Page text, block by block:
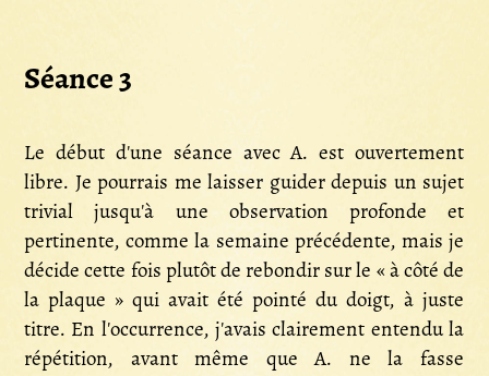
Séance 3
Le début d'une séance avec A. est ouvertement
libre. Je pourrais me laisser guider depuis un sujet
trivial jusqu'à une observation profonde et
pertinente, comme la semaine précédente, mais je
décide cette fois plutôt de rebondir sur le « à côté de
la plaque » qui avait été pointé du doigt, à juste
titre. En l'occurrence, j'avais clairement entendu la
répétition, avant même que A. ne la fasse